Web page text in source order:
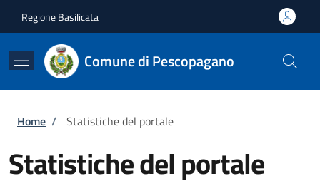
Regione Basilicata
Comune di Pescopagano
Briciole di pane
Home / Statistiche del portale
Statistiche del portale